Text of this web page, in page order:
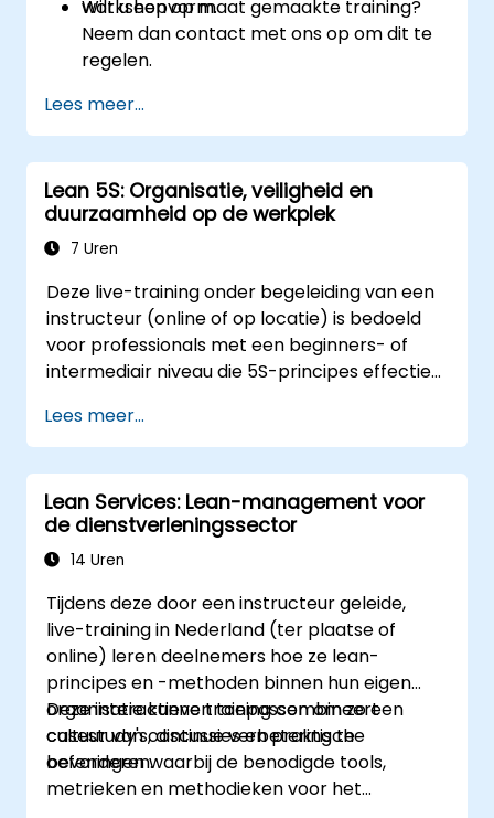
workshopvorm.
Wilt u een op maat gemaakte training?
Neem dan contact met ons op om dit te
regelen.
Lees meer...
Lean 5S: Organisatie, veiligheid en
duurzaamheid op de werkplek
7 Uren
Deze live-training onder begeleiding van een
instructeur (online of op locatie) is bedoeld
voor professionals met een beginners- of
intermediair niveau die 5S-principes effectief
organisatie.
Lees meer...
Lean Services: Lean-management voor
de dienstverleningssector
14 Uren
Tijdens deze door een instructeur geleide,
live-training in Nederland (ter plaatse of
online) leren deelnemers hoe ze lean-
principes en -methoden binnen hun eigen
organisatie kunnen toepassen om zo een
cultuur van continue verbetering te
bevorderen.
Deze interactieve training combineert
casestudy's, discussies en praktische
oefeningen waarbij de benodigde tools,
metrieken en methodieken voor het